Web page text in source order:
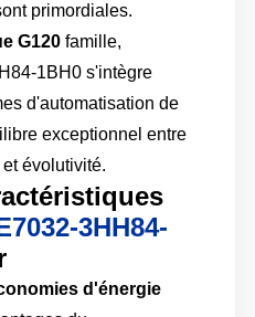
primordiales.
G120famille,
1BH0 s'intègre
d'automatisation de
exceptionnel entre
évolutivité.
3HH84-
d'énergie